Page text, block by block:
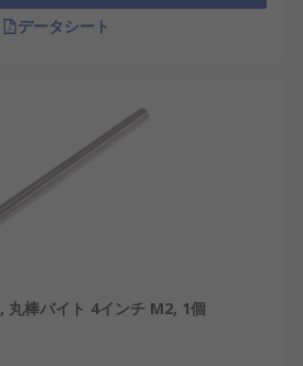
データシート
丸棒バイト 4インチ M2, 1個